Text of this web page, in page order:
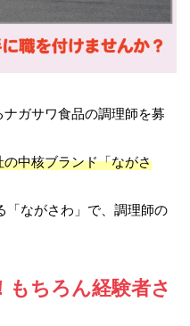
ガサワ食品の調理師を募
の中核ブランド「ながさ
ながさわ」で、調理師の
ちろん経験者さ